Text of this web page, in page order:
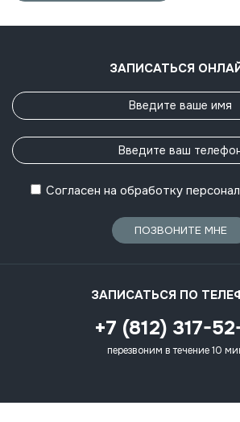
ЗАПИСАТЬСЯ
Согласен на обработку
ПОЗВОНИТЕ МНЕ
ЗАПИСАТЬСЯ ПО
+7 (812) 317-
перезвоним в течение 10